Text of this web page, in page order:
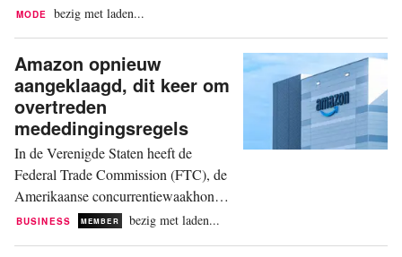
de meest opvallende nieuwkomers op
Stella McCartney. McCartney showt
op de laatste dag van de modeweek.
Het is de tweede show voor
McCartney dit seizoen: ze staat ook op
het rooster van Paris Fashion...
MODE bezig met laden...
Amazon opnieuw
aangeklaagd, dit keer om
overtreden
mededingingsregels
In de Verenigde Staten heeft de
Federal Trade Commission (FTC), de
Amerikaanse concurrentiewaakhond,
samen met vertegenwoordigers van
BUSINESS MEMBER bezig met laden...